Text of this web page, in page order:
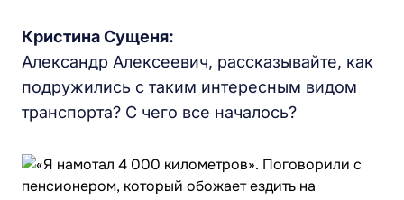
Кристина Сущеня:
Александр Алексеевич, рассказывайте, как
подружились с таким интересным видом
транспорта? С чего все началось?